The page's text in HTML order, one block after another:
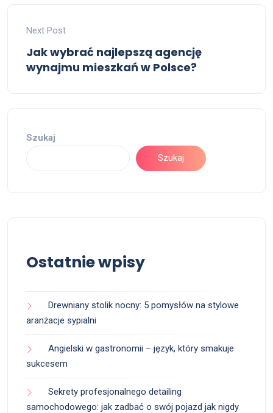
Next Post
Jak wybrać najlepszą agencję
wynajmu mieszkań w Polsce?
Szukaj
Szukaj
Ostatnie wpisy
Drewniany stolik nocny: 5 pomysłów na stylowe
aranżacje sypialni
Angielski w gastronomii – język, który smakuje
sukcesem
Sekrety profesjonalnego detailing
samochodowego: jak zadbać o swój pojazd jak nigdy